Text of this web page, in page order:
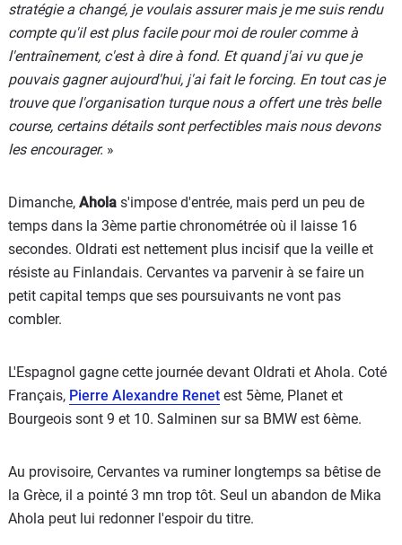
stratégie a changé, je voulais assurer mais je me suis rendu
compte qu'il est plus facile pour moi de rouler comme à
l'entraînement, c'est à dire à fond. Et quand j'ai vu que je
pouvais gagner aujourd'hui, j'ai fait le forcing. En tout cas je
trouve que l'organisation turque nous a offert une très belle
course, certains détails sont perfectibles mais nous devons
les encourager. »
Dimanche, Ahola s'impose d'entrée, mais perd un peu de
temps dans la 3ème partie chronométrée où il laisse 16
secondes. Oldrati est nettement plus incisif que la veille et
résiste au Finlandais. Cervantes va parvenir à se faire un
petit capital temps que ses poursuivants ne vont pas
combler.
L'Espagnol gagne cette journée devant Oldrati et Ahola. Coté
Français, Pierre Alexandre Renet est 5ème, Planet et
Bourgeois sont 9 et 10. Salminen sur sa BMW est 6ème.
Au provisoire, Cervantes va ruminer longtemps sa bêtise de
la Grèce, il a pointé 3 mn trop tôt. Seul un abandon de Mika
Ahola peut lui redonner l'espoir du titre.